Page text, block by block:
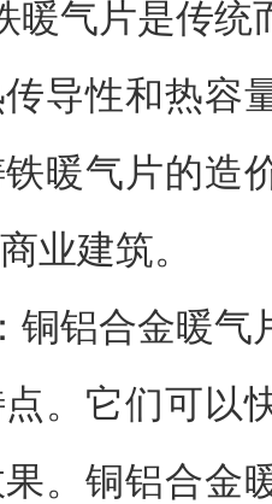
暖气片是传统
导性和热容
暖气片的造
业建筑。
铜铝合金暖气
。它们可以
。铜铝合金